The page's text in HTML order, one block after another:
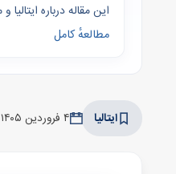
این مقاله درباره
مطالعهٔ کامل
ایتالیا ۴ فروردین ۱۴۰۵